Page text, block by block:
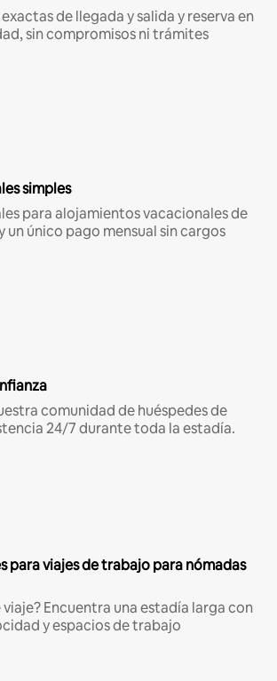
de llegada y salida y reserva en
sin compromisos ni trámites
simples
para alojamientos vacacionales de
un único pago mensual sin cargos
comunidad de huéspedes de
24/7 durante toda la estadía.
para viajes de trabajo para nómadas
Encuentra una estadía larga con
y espacios de trabajo